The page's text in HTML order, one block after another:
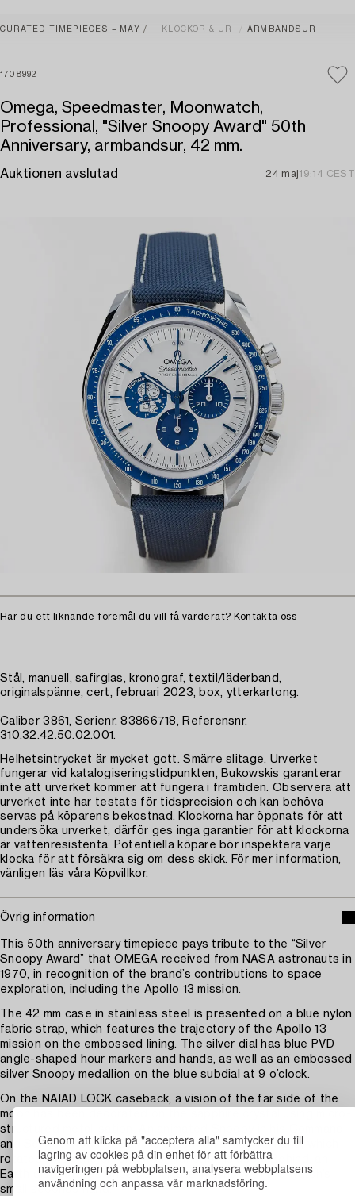
Genom att klicka på "acceptera alla" samtycker du till
lagring av cookies på din enhet för att förbättra
navigeringen på webbplatsen, analysera webbplatsens
användning och anpassa vår marknadsföring.
CURATED TIMEPIECES – MAY KLOCKOR & UR ARMBANDSUR
1708992
Omega, Speedmaster, Moonwatch,
Professional, "Silver Snoopy Award" 50th
Anniversary, armbandsur, 42 mm.
Auktionen avslutad 24 maj19:14 CEST
Har du ett liknande föremål du vill få värderat? Kontakta oss
Stål, manuell, safirglas, kronograf, textil/läderband,
originalspänne, cert, februari 2023, box, ytterkartong.
Caliber 3861, Serienr. 83866718, Referensnr.
310.32.42.50.02.001.
Helhetsintrycket är mycket gott. Smärre slitage. Urverket
fungerar vid katalogiseringstidpunkten, Bukowskis garanterar
inte att urverket kommer att fungera i framtiden. Observera att
urverket inte har testats för tidsprecision och kan behöva
servas på köparens bekostnad. Klockorna har öppnats för att
undersöka urverket, därför ges inga garantier för att klockorna
är vattenresistenta. Potentiella köpare bör inspektera varje
klocka för att försäkra sig om dess skick. För mer information,
vänligen läs våra Köpvillkor.
Övrig information
This 50th anniversary timepiece pays tribute to the “Silver
Snoopy Award” that OMEGA received from NASA astronauts in
1970, in recognition of the brand’s contributions to space
exploration, including the Apollo 13 mission.
The 42 mm case in stainless steel is presented on a blue nylon
fabric strap, which features the trajectory of the Apollo 13
mission on the embossed lining. The silver dial has blue PVD
angle-shaped hour markers and hands, as well as an embossed
silver Snoopy medallion on the blue subdial at 9 o’clock.
On the NAIAD LOCK caseback, a vision of the far side of the
moon has been decorated on the sapphire crystal using micro-
structured metallisation. An animated Snoopy in his Command
and Service Module (CSM) is shown on a magical hand, which
rotates when the chronograph function is used. Behind, an
Earth disc rotates once per minute in sync with the watch’s
small seconds hand.